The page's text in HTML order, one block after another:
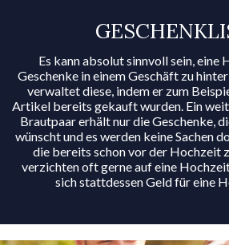
Es kann absolut sinnvoll sein,
Geschenke in einem Geschäft zu
verwaltet diese, indem er zum
Artikel bereits gekauft wurden. Ein
Brautpaar erhält nur die Geschenke,
wünscht und es werden keine Sachen
die bereits schon vor der Hochzeit
verzichten oft gerne auf eine
sich stattdessen Geld für eine